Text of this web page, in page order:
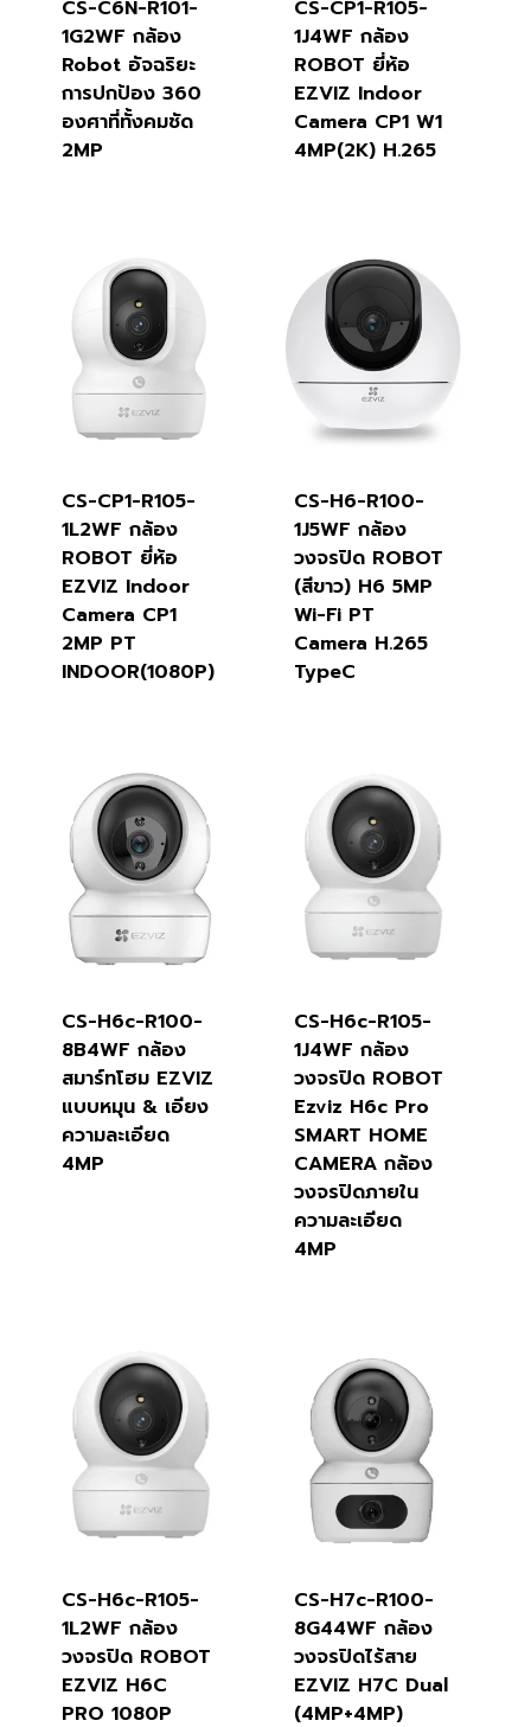
CS-C6N-R101-
1G2WF กล้อง
Robot อัจฉริยะ
การปกป้อง 360
องศาที่ทั้งคมชัด
2MP
CS-CP1-R105-
1J4WF กล้อง
ROBOT ยี่ห้อ
EZVIZ Indoor
Camera CP1 W1
4MP(2K) H.265
CS-CP1-R105-
1L2WF กล้อง
ROBOT ยี่ห้อ
EZVIZ Indoor
Camera CP1
2MP PT
INDOOR(1080P)
CS-H6-R100-
1J5WF กล้อง
วงจรปิด ROBOT
(สีขาว) H6 5MP
Wi-Fi PT
Camera H.265
TypeC
CS-H6c-R100-
8B4WF กล้อง
สมาร์ทโฮม EZVIZ
แบบหมุน & เอียง
ความละเอียด
4MP
CS-H6c-R105-
1J4WF กล้อง
วงจรปิด ROBOT
Ezviz H6c Pro
SMART HOME
CAMERA กล้อง
วงจรปิดภายใน
ความละเอียด
4MP
CS-H6c-R105-
1L2WF กล้อง
วงจรปิด ROBOT
EZVIZ H6C
PRO 1080P
CS-H7c-R100-
8G44WF กล้อง
วงจรปิดไร้สาย
EZVIZ H7C Dual
(4MP+4MP)